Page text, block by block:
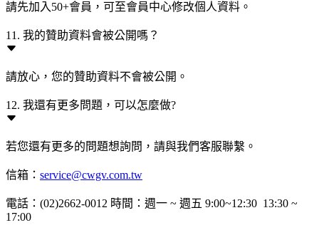
請先加入50+會員，可至會員中心修改個人資料。
11. 我的贊助資料會被公開嗎？
請放心，您的贊助資料不會被公開。
12. 我還有更多問題，可以怎麼做?
若您還有更多的問題想詢問，請與我們客服聯繫。
信箱： service@cwgv.com.tw
電話：(02)2662-0012 時間：週一 ~ 週五 9:00~12:30 13:30 ~
17:00